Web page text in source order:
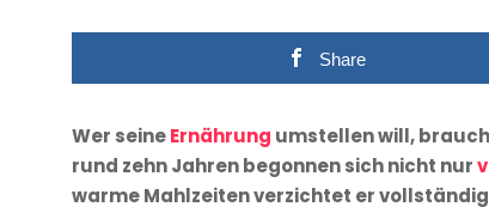
Share
Wer seineErnährung umstellen will,
rund zehn Jahren begonnen sich nicht nur
warme Mahlzeiten verzichtet er